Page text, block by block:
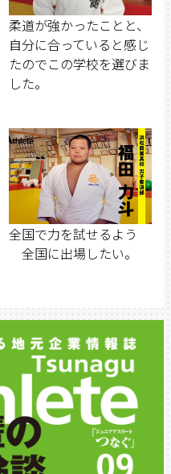
柔道が強かったことと、
自分に合っていると感じ
たのでこの学校を選びま
した。
全国で力を試せるよう
全国に出場したい。